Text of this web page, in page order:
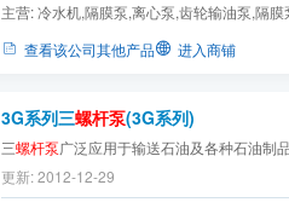
主营:冷水机,隔膜泵,离心泵,齿轮输油泵,隔
查看该公司其他产品 进入商铺
3G系列三螺杆泵(3G系列)
三螺杆泵广泛应用于输送石油及各种石油制
更新: 2012-12-29